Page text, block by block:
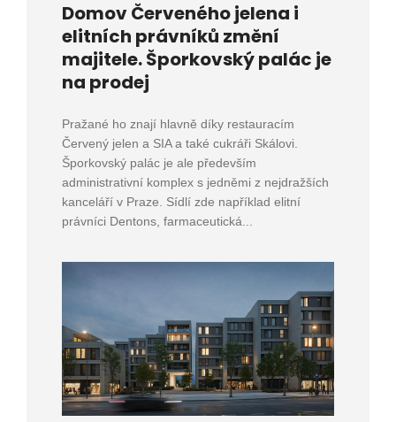
Domov Červeného jelena i
elitních právníků změní
majitele. Šporkovský palác je
na prodej
Pražané ho znají hlavně díky restauracím
Červený jelen a SIA a také cukráři Skálovi.
Šporkovský palác je ale především
administrativní komplex s jedněmi z nejdražších
kanceláří v Praze. Sídlí zde například elitní
právníci Dentons, farmaceutická...